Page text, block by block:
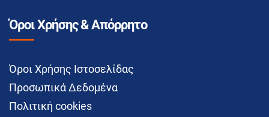
Όροι Χρήσης & Απόρρητο
Όροι Χρήσης Ιστοσελίδας
Προσωπικά Δεδομένα
Πολιτική cookies